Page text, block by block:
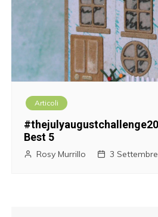
Articoli
Best 5
Rosy Murrillo 3